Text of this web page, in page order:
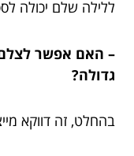
ללילה שלם יכולה
גדולה?
בהחלט, זה דווקא